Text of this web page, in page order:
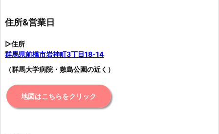
住所&営業日
▷住所
群馬県前橋市岩神町3丁目18-14
（群馬大学病院・敷島公園の近く）
地図はこちらをクリック